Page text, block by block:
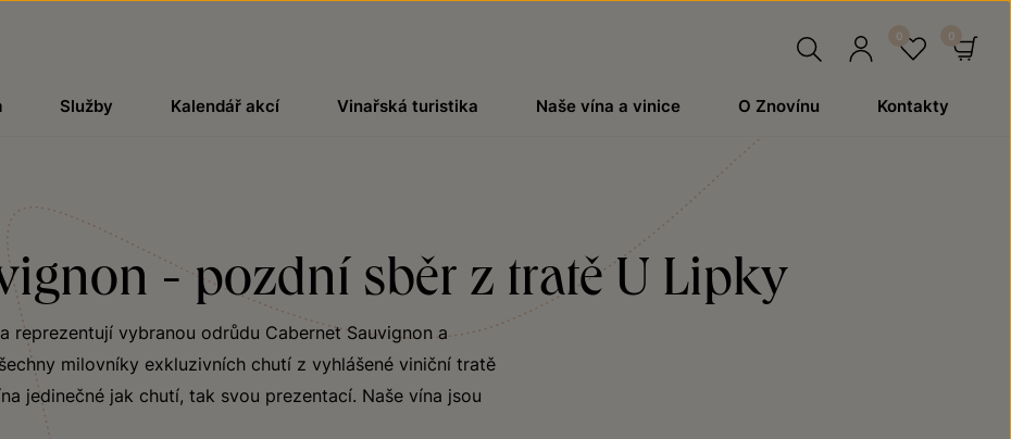
Služby Kalendář akcí Vinařská turistika Naše vína a vinice O Znovínu Kontakty
- pozdní sběr z tratě U Lipky
reprezentují vybranou odrůdu Cabernet Sauvignon a
milovníky exkluzivních chutí z vyhlášené viniční tratě
jedinečné jak chutí, tak svou prezentací. Naše vína jsou